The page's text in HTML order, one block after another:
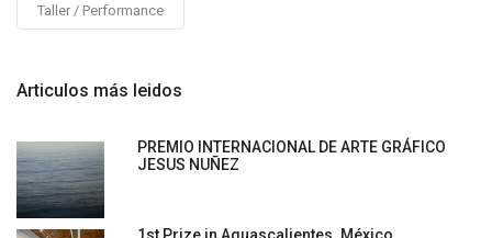
Taller / Performance
Articulos más leidos
PREMIO INTERNACIONAL DE ARTE GRÁFICO
JESUS NUÑEZ